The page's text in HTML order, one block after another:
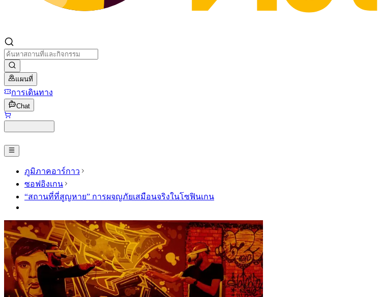
แผนที่
การเดินทาง
Chat
ภูมิภาคอาร์กาว
ซอฟอิงเกน
“สถานที่ที่สูญหาย” การผจญภัยเสมือนจริงในโซฟินเกน